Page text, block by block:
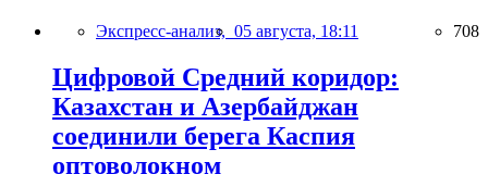
Экспресс-анализ, 05 августа, 18:11 708
Цифровой Средний коридор:
Казахстан и Азербайджан
соединили берега Каспия
оптоволокном